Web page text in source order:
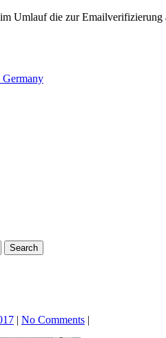
Umlauf die zur
Germany
| No Comments |